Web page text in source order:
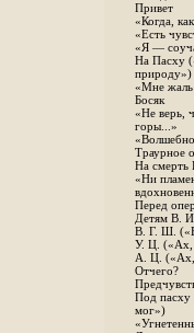
Привет
«Когда,
«Есть
«Я —
На Пасху
природу»)
«Мне жаль
Босяк
«Не верь,
горы...»
Траурное
На смерть
«Ни
Перед
Детям В.
В. Г. Ш.
У. Ц.
А. Ц. («Ах,
Отчего?
Под пасху
мог»)